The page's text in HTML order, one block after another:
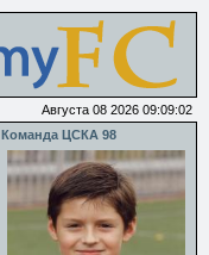
Августа 08 2026 09:09:02
Команда ЦСКА 98